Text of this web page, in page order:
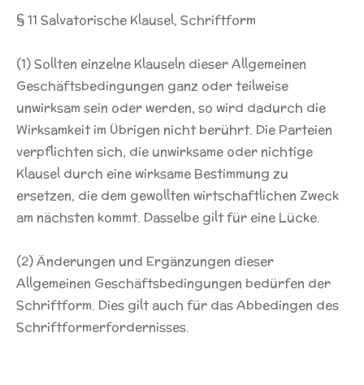
§ 11 Salvatorische Klausel, Schriftform
(1) Sollten einzelne Klauseln dieser Allgemeinen
Geschäftsbedingungen ganz oder teilweise
unwirksam sein oder werden, so wird dadurch die
Wirksamkeit im Übrigen nicht berührt. Die Parteien
verpflichten sich, die unwirksame oder nichtige
Klausel durch eine wirksame Bestimmung zu
ersetzen, die dem gewollten wirtschaftlichen Zweck
am nächsten kommt. Dasselbe gilt für eine Lücke.
(2) Änderungen und Ergänzungen dieser
Allgemeinen Geschäftsbedingungen bedürfen der
Schriftform. Dies gilt auch für das Abbedingen des
Schriftformerfordernisses.